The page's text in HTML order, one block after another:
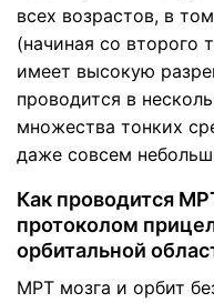
всех возрастов, в
(начиная со второго
имеет высокую
проводится в
множества тонких
даже совсем
Как проводится
протоколом
орбитальной
МРТ мозга и орбит